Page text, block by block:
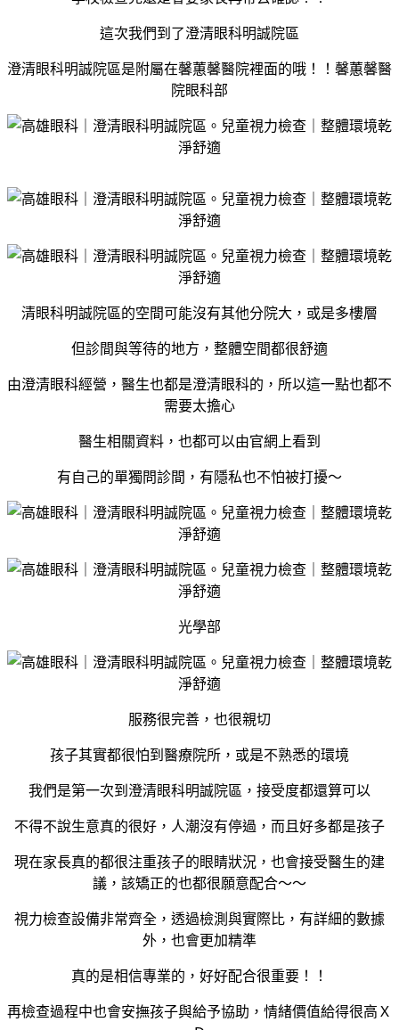
這次我們到了澄清眼科明誠院區
澄清眼科明誠院區是附屬在馨蕙馨醫院裡面的哦！！馨蕙馨醫
院眼科部
清眼科明誠院區的空間可能沒有其他分院大，或是多樓層
但診間與等待的地方，整體空間都很舒適
由澄清眼科經營，醫生也都是澄清眼科的，所以這一點也都不
需要太擔心
醫生相關資料，也都可以由官網上看到
有自己的單獨問診間，有隱私也不怕被打擾～
光學部
服務很完善，也很親切
孩子其實都很怕到醫療院所，或是不熟悉的環境
我們是第一次到澄清眼科明誠院區，接受度都還算可以
不得不說生意真的很好，人潮沒有停過，而且好多都是孩子
現在家長真的都很注重孩子的眼睛狀況，也會接受醫生的建
議，該矯正的也都很願意配合～～
視力檢查設備非常齊全，透過檢測與實際比，有詳細的數據
外，也會更加精準
真的是相信專業的，好好配合很重要！！
再檢查過程中也會安撫孩子與給予協助，情緒價值給得很高Ｘ